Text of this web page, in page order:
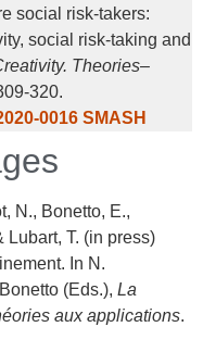
social risk-takers:
social risk-taking and
Theories–
320.
0016 SMASH
N., Bonetto, E.,
Lubart, T. (in press)
In N.
(Eds.), La
aux applications.